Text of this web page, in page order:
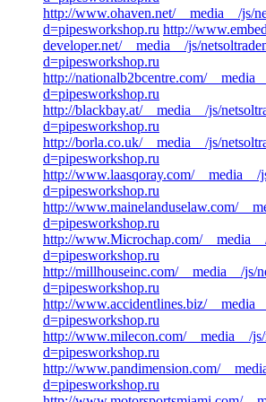
http://www.ohaven.net/__media__/js/
d=pipesworkshop.ru http://
developer.net/__media__/js/
d=pipesworkshop.ru
http://nationalb2bcentre.com/
d=pipesworkshop.ru
http://blackbay.at/__media__/js/
d=pipesworkshop.ru
http://borla.co.uk/__media__/js/
d=pipesworkshop.ru
http://www.laasqoray.com/__media__/
d=pipesworkshop.ru
http://www.mainelanduselaw.com/
d=pipesworkshop.ru
http://www.Microchap.com/
d=pipesworkshop.ru
http://millhouseinc.com/__media__/js/
d=pipesworkshop.ru
http://www.accidentlines.biz/
d=pipesworkshop.ru
http://www.milecon.com/__media__/
d=pipesworkshop.ru
http://www.pandimension.com/
d=pipesworkshop.ru